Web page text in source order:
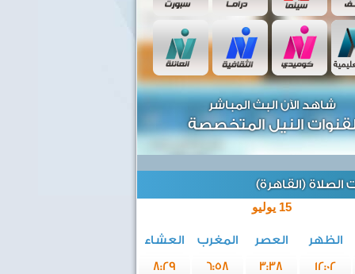
شاهد الآن البث المباشر
النيل المتخصصة
الصلاة (القاهرة)
15 يوليو
الظهر العصر المغرب
العشاء
12:02
3:38
6:58
8:29